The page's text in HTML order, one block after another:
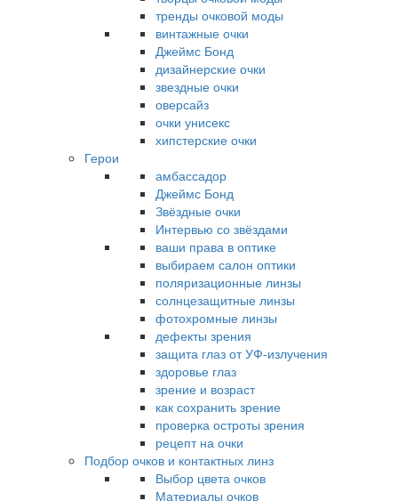
тренды очковой моды
винтажные очки
Джеймс Бонд
дизайнерские очки
звездные очки
оверсайз
очки унисекс
хипстерские очки
Герои
амбассадор
Джеймс Бонд
Звёздные очки
Интервью со звёздами
ваши права в оптике
выбираем салон оптики
поляризационные линзы
солнцезащитные линзы
фотохромные линзы
дефекты зрения
защита глаз от УФ-излучения
здоровье глаз
зрение и возраст
как сохранить зрение
проверка остроты зрения
рецепт на очки
Подбор очков и контактных линз
Выбор цвета очков
Материалы очков